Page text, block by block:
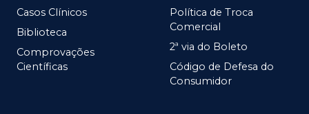
Casos Clínicos
Biblioteca
Comprovações
Científicas
Política de Troca
Comercial
2ª via do Boleto
Código de Defesa do
Consumidor